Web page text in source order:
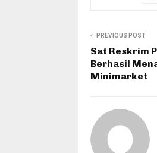
PREVIOUS POST
Sat Reskrim
Berhasil
Minimarket